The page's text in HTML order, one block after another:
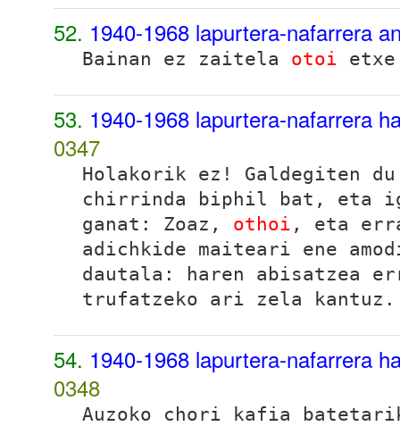
52. 1940-1968 lapurtera-nafarrera
Bainan ez zaitela otoi
53. 1940-1968 lapurtera-nafarrera
0347
Holakorik ez! Galdegiten
chirrinda biphil bat, eta
ganat: Zoaz, othoi , eta
adichkide maiteari ene
dautala: haren abisatzea
trufatzeko ari zela kantuz .
54. 1940-1968 lapurtera-nafarrera
0348
Auzoko chori kafia